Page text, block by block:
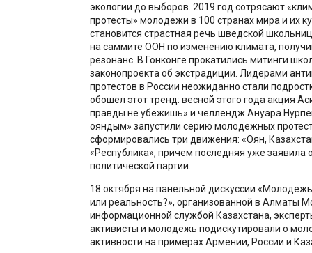
экологии до выборов. 2019 год сотрясают
протесты» молодежи в 100 странах мира и их
становится страстная речь шведской
на саммите ООН по изменению климата,
резонанс. В Гонконге прокатились митинги
законопроекта об экстрадиции. Лидерами
протестов в России неожиданно стали
обошел этот тренд: весной этого года акция
правды не убежишь» и челлендж Ануара
ояндым» запустили серию молодежных
сформировались три движения: «Оян,
«Республика», причем последняя уже заявила
политической партии.
18 октября на панельной дискуссии
или реальность?», организованной в Алматы
информационной службой Казахстана,
активисты и молодежь подискутировали о
активности на примерах Армении, России и